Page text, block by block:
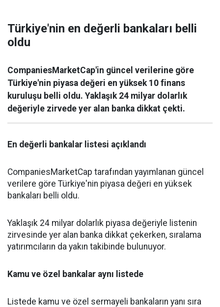
Türkiye'nin en değerli bankaları belli
oldu
CompaniesMarketCap'in güncel verilerine göre
Türkiye'nin piyasa değeri en yüksek 10 finans
kuruluşu belli oldu. Yaklaşık 24 milyar dolarlık
değeriyle zirvede yer alan banka dikkat çekti.
En değerli bankalar listesi açıklandı
CompaniesMarketCap tarafından yayımlanan güncel
verilere göre Türkiye'nin piyasa değeri en yüksek
bankaları belli oldu.
Yaklaşık 24 milyar dolarlık piyasa değeriyle listenin
zirvesinde yer alan banka dikkat çekerken, sıralama
yatırımcıların da yakın takibinde bulunuyor.
Kamu ve özel bankalar aynı listede
Listede kamu ve özel sermayeli bankaların yanı sıra